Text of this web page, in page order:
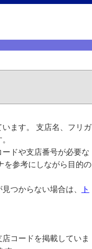
ます。 支店名、フリガ
ドや支店番号が必要な
を参考にしながら目的の
つからない場合は、
ト
コードを掲載していま